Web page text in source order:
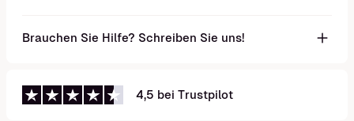
Brauchen Sie Hilfe? Schreiben Sie uns!
4,5 bei Trustpilot